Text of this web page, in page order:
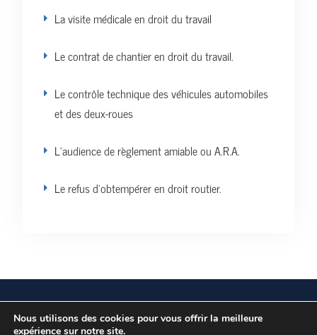
La visite médicale en droit du travail
Le contrat de chantier en droit du travail.
Le contrôle technique des véhicules automobiles
et des deux-roues
L’audience de règlement amiable ou A.R.A.
Le refus d’obtempérer en droit routier.
Vos données personnelles Politique de confidentialité
Nous utilisons des cookies pour vous offrir la meilleure
expérience sur notre site.